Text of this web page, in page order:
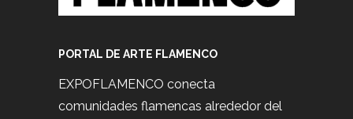
PORTAL DE ARTE FLAMENCO
EXPOFLAMENCO conecta
comunidades flamencas alrededor del